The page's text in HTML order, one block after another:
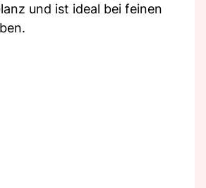
und ist ideal bei feinen